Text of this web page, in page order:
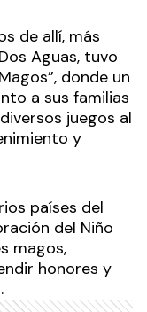
de allí, más
Aguas, tuvo
donde un
a sus familias
juegos al
y
países del
del Niño
magos,
honores y